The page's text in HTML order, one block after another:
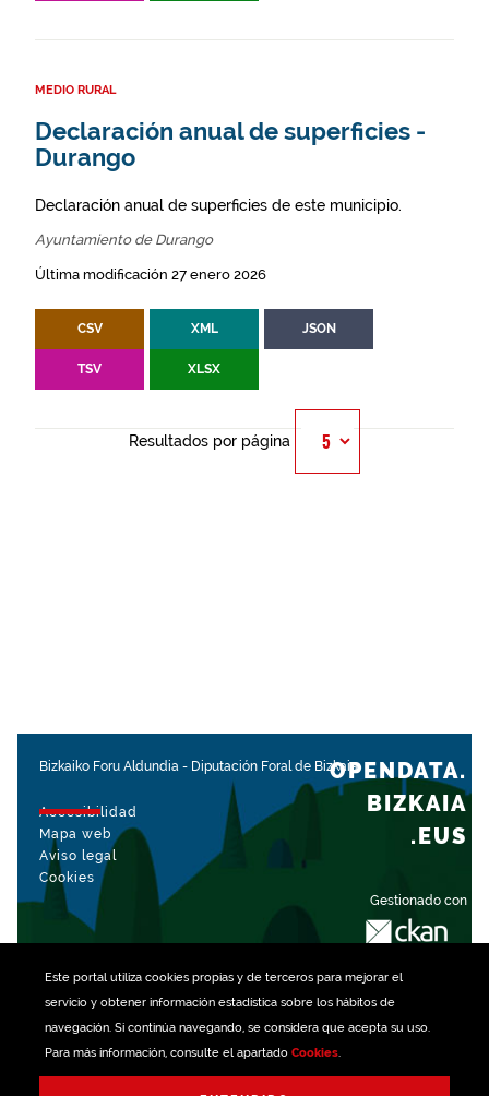
Este portal utiliza cookiespropias y de terceros para mejorar el
servicio y obtener información estadística sobre los hábitos de
navegación. Si continúa navegando, se considera que acepta su uso.
Para más información, consulte el apartado Cookies.
MEDIO RURAL
Declaración anual de superficies -
Durango
Declaración anual de superficies de este municipio.
Ayuntamiento de Durango
Última modificación 27 enero 2026
CSV XML JSON
TSV XLSX
Resultados por página
Bizkaiko Foru Aldundia - Diputación Foral de Bizkaia
Accesibilidad
Mapa web
Aviso legal
Cookies
Gestionado con
OPENDATA.
BIZKAIA
.EUS